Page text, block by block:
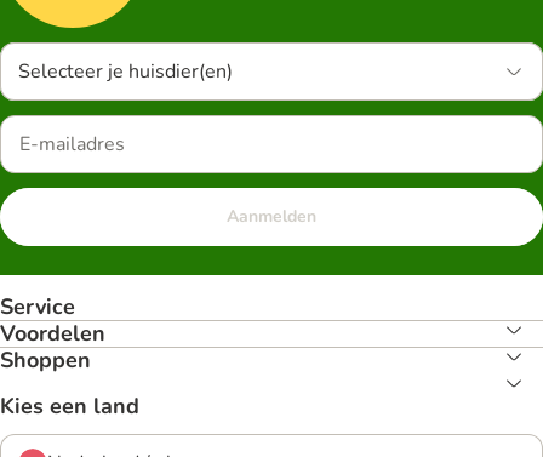
Selecteer je huisdier(en)
Aanmelden
Service
Voordelen
Shoppen
Kies een land